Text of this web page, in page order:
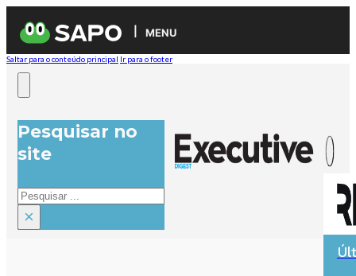
MENU
Saltar para o conteúdo principal Ir para o footer
Pesquisar no
site
Pesquisar
×